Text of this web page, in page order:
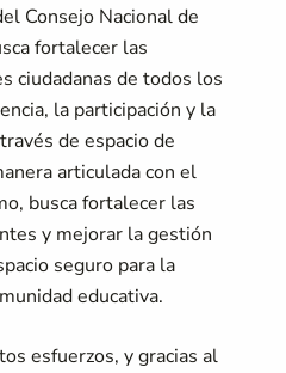
Consejo Nacional de
fortalecer las
ciudadanas de todos los
la participación y la
de espacio de
articulada con el
busca fortalecer las
y mejorar la gestión
seguro para la
educativa.
esfuerzos, y gracias al